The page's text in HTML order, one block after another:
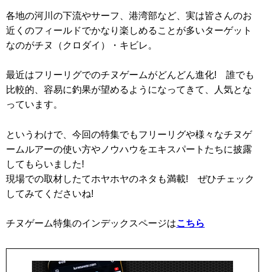
各地の河川の下流やサーフ、港湾部など、実は皆さんのお
近くのフィールドでかなり楽しめることが多いターゲット
なのがチヌ（クロダイ）・キビレ。
最近はフリーリグでのチヌゲームがどんどん進化! 誰でも
比較的、容易に釣果が望めるようになってきて、人気とな
っています。
というわけで、今回の特集でもフリーリグや様々なチヌゲ
ームルアーの使い方やノウハウをエキスパートたちに披露
してもらいました!
現場での取材したてホヤホヤのネタも満載! ぜひチェック
してみてくださいね!
チヌゲーム特集のインデックスページはこちら